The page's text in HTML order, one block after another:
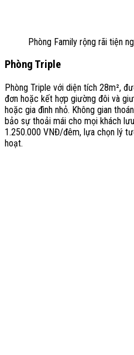
Phòng Family rộng rãi tiện
Phòng Triple
Phòng Triple với diện tích 28m²,
đơn hoặc kết hợp giường đôi và
hoặc gia đình nhỏ. Không gian
bảo sự thoải mái cho mọi khách
1.250.000 VNĐ/đêm, lựa chọn lý
hoạt.